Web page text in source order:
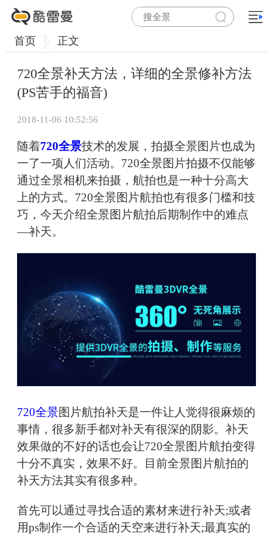
首页 正文
720全景补天方法，详细的全景修补方法
(PS苦手的福音)
2018-11-06 10:52:56
随着720全景技术的发展，拍摄全景图片也成为
一了一项人们活动。720全景图片拍摄不仅能够
通过全景相机来拍摄，航拍也是一种十分高大
上的方式。720全景图片航拍也有很多门槛和技
巧，今天介绍全景图片航拍后期制作中的难点
—补天。
720全景图片航拍补天是一件让人觉得很麻烦的
事情，很多新手都对补天有很深的阴影。补天
效果做的不好的话也会让720全景图片航拍变得
十分不真实，效果不好。目前全景图片航拍的
补天方法其实有很多种。
首先可以通过寻找合适的素材来进行补天;或者
用ps制作一个合适的天空来进行补天;最真实的